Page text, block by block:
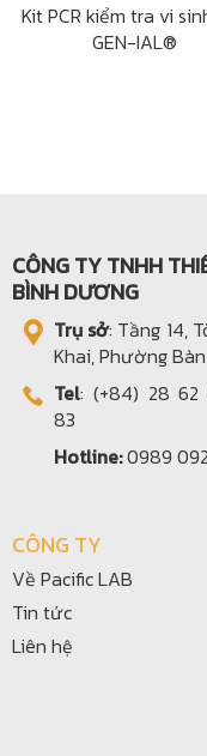
Kit PCR kiểm tra vi
GEN-IAL®
CÔNG TY TNHH
BÌNH DƯƠNG
Trụ sở: Tầng 14,
Khai, Phường
Tel: (+84) 28 62
83
Hotline:0989
CÔNG TY
Về Pacific LAB
Tin tức
Liên hệ